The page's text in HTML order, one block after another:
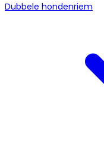
Dubbele hondenriem